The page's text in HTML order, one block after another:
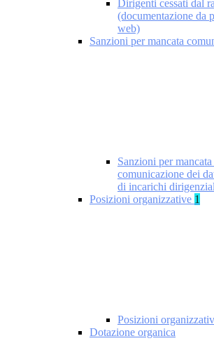
Dirigenti cessati dal
(documentazione da
web)
Sanzioni per mancata
Sanzioni per
comunicazione dei
di incarichi
Posizioni organizzative 1
Posizioni
Dotazione organica